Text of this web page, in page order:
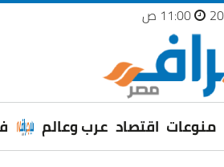
11:00 ص
منوعات اقتصاد عرب وعالم